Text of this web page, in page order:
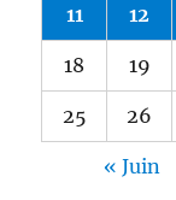
11 12
18 19
25 26
« Juin